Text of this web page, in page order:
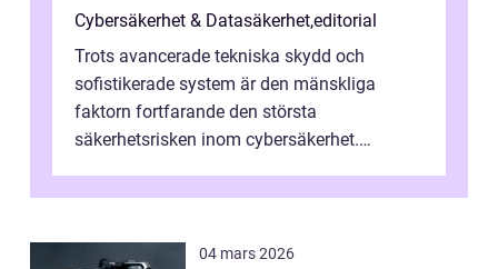
Cybersäkerhet & Datasäkerhet,editorial
Trots avancerade tekniska skydd och
sofistikerade system är den mänskliga
faktorn fortfarande den största
säkerhetsrisken inom cybersäkerhet.
04 mars 2026